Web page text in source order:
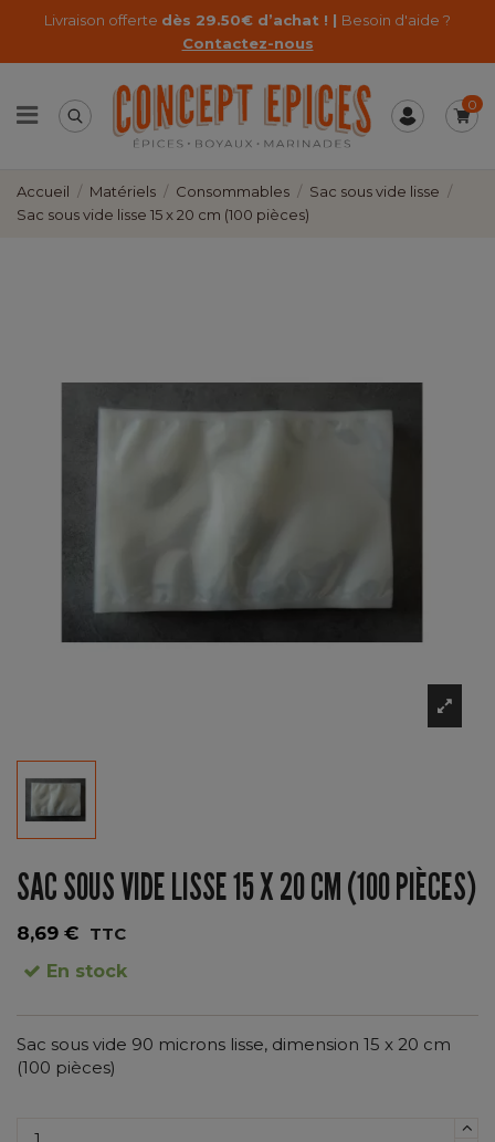
Livraison offerte dès 29.50€ d’achat ! | Besoin d'aide ?
Contactez-nous
0
Accueil Matériels Consommables
Sac sous vide lisse
Sac sous vide lisse 15 x 20 cm (100 pièces)
SAC SOUS VIDE LISSE 15 X 20 CM (100 PIÈCES)
8,69 € TTC
En stock
Sac sous vide 90 microns lisse, dimension 15 x 20 cm
(100 pièces)